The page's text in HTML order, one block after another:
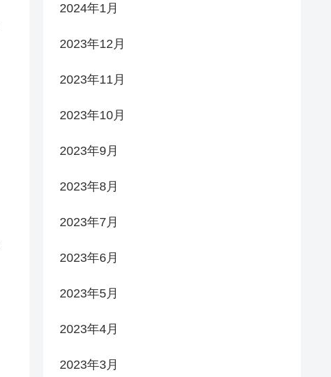
2024年1月
2023年12月
2023年11月
2023年10月
2023年9月
2023年8月
2023年7月
2023年6月
2023年5月
2023年4月
2023年3月